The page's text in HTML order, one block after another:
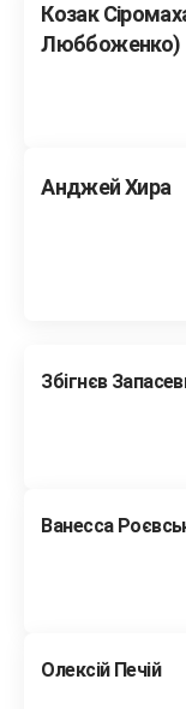
Козак
Люббоженко)
Анджей Хира
Збігнєв
Ванесса
Олексій Печій